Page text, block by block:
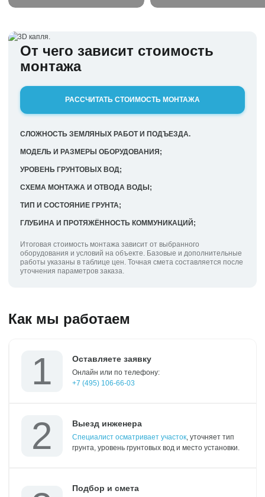
От чего зависит стоимость
монтажа
РАССЧИТАТЬ СТОИМОСТЬ МОНТАЖА
МОДЕЛЬ И РАЗМЕРЫ ОБОРУДОВАНИЯ;
ТИП И СОСТОЯНИЕ ГРУНТА;
УРОВЕНЬ ГРУНТОВЫХ ВОД;
ГЛУБИНА И ПРОТЯЖЁННОСТЬ КОММУНИКАЦИЙ;
СХЕМА МОНТАЖА И ОТВОДА ВОДЫ;
СЛОЖНОСТЬ ЗЕМЛЯНЫХ РАБОТ И ПОДЪЕЗДА.
Итоговая стоимость монтажа зависит от выбранного
оборудования и условий на объекте. Базовые и дополнительные
работы указаны в таблице цен. Точная смета составляется после
уточнения параметров заказа.
Как мы работаем
Оставляете заявку
Онлайн или по телефону:
+7 (495) 106-66-03
Выезд инженера
Специалист осматривает участок, уточняет тип
грунта, уровень грунтовых вод и место установки.
Подбор и смета